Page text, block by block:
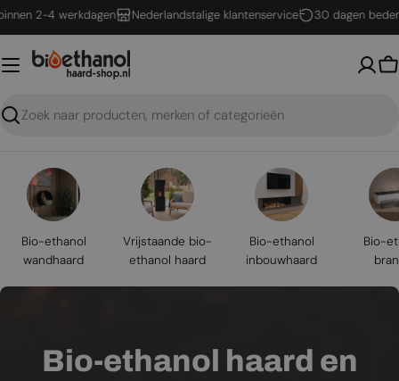
Ga
naar
inhoud
4 werkdagen Nederlandstalige klantenservice 30 dagen bedenktijd
Zoeken
Bio-ethanol
wandhaard
Vrijstaande bio-
ethanol haard
Bio-ethanol
inbouwhaard
Bio-
Bio-ethanol haard en